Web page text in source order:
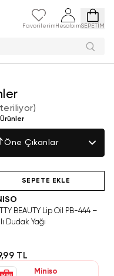
Favorilerim HesabımSEPETİM
)
Öne Çıkanlar
SEPETE EKLE
BEAUTY Lip Oil PB-444 –
Dudak Yağı
TL
Miniso